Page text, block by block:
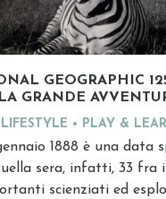
GEOGRAPHIC
LA GRANDE
LIFESTYLE PLAY &
1888 è una data
sera, infatti, 33 fra
scienziati ed